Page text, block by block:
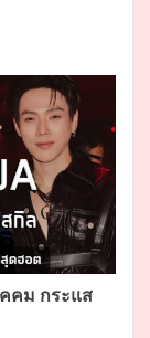
คม กระแส